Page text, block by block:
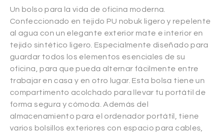
Un bolso para la vida de oficina moderna.
Confeccionado en tejido PU nobuk ligero y repelente
al agua con un elegante exterior mate e interior en
tejido sintético ligero. Especialmente diseñado para
guardar todos los elementos esenciales de su
oficina, para que pueda alternar fácilmente entre
trabajar en casa y en otro lugar. Esta bolsa tiene un
compartimento acolchado para llevar tu portátil de
forma segura y cómoda. Además del
almacenamiento para el ordenador portátil, tiene
varios bolsillos exteriores con espacio para cables,